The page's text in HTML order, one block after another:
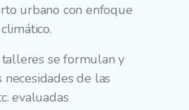
urbano con enfoque
se formulan y
de las
evaluadas